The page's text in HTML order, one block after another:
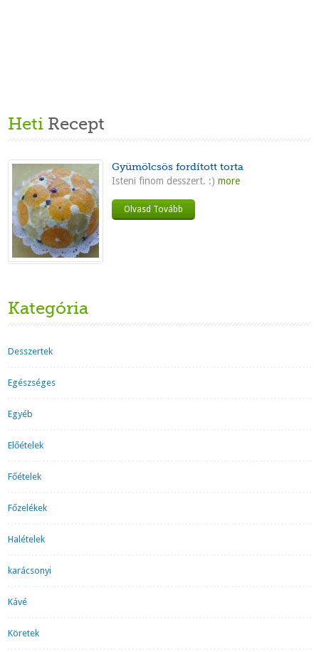
Heti Recept
Gyümölcsös fordított torta
Isteni finom desszert. :) more
Olvasd Tovább
Kategória
Desszertek
Egészséges
Egyéb
Előételek
Főételek
Főzelékek
Halételek
karácsonyi
Kávé
Köretek